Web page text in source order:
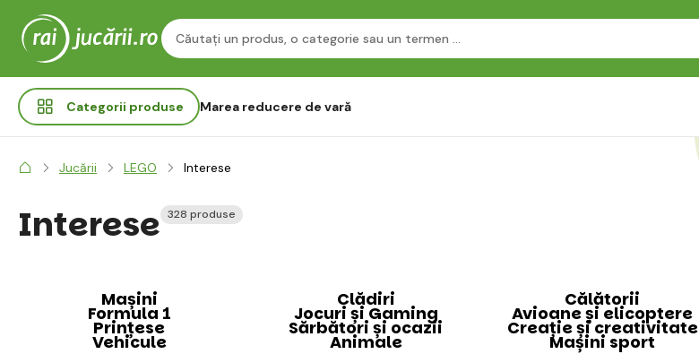
Categorii produse Marea reducere de vară
Jucării LEGO Interese
Interese 328 produse
Mașini Clădiri Călătorii
Formula 1 Jocuri și Gaming Avioane și elicoptere
Prințese Sărbători și ocazii Creație și creativitate
Vehicule Animale Mașini sport